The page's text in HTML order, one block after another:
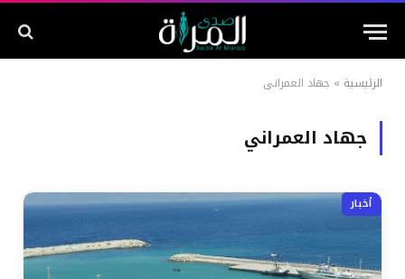
الرئيسية » جهاد العمراني
جهاد العمراني
أخبار